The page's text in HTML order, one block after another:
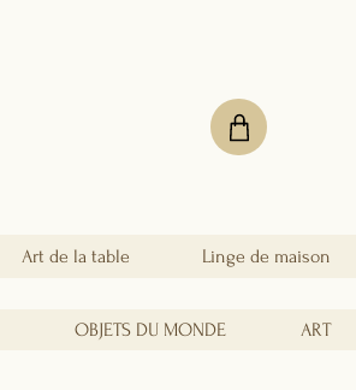
Art de la table Linge de maison
OBJETS DU MONDE ART